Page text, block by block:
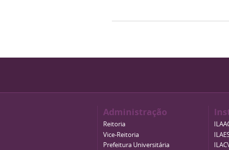
Administração
Reitoria
Vice-Reitoria
Prefeitura Universitária